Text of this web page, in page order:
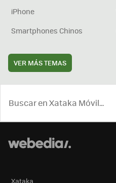
iPhone
Smartphones Chinos
VER MÁS TEMAS
Xataka